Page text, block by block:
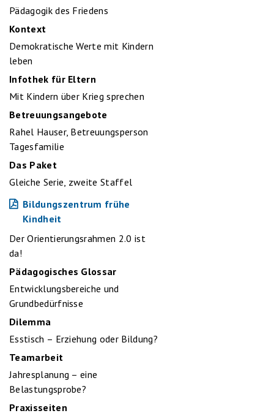
Pädagogik des Friedens
Kontext
Demokratische Werte mit Kindern
leben
Infothek für Eltern
Mit Kindern über Krieg sprechen
Betreuungsangebote
Rahel Hauser, Betreuungsperson
Tagesfamilie
Das Paket
Gleiche Serie, zweite Staffel
Bildungszentrum frühe
Kindheit
Der Orientierungsrahmen 2.0 ist
da!
Pädagogisches Glossar
Entwicklungsbereiche und
Grundbedürfnisse
Dilemma
Esstisch – Erziehung oder Bildung?
Teamarbeit
Jahresplanung – eine
Belastungsprobe?
Praxisseiten